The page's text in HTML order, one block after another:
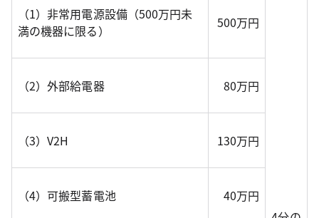
（1）非常用電源設備（500万円未
満の機器に限る）
500万円
（2）外部給電器 80万円
（3）V2H 130万円
（4）可搬型蓄電池 40万円